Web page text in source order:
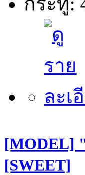
[MODEL]
[SWEET]